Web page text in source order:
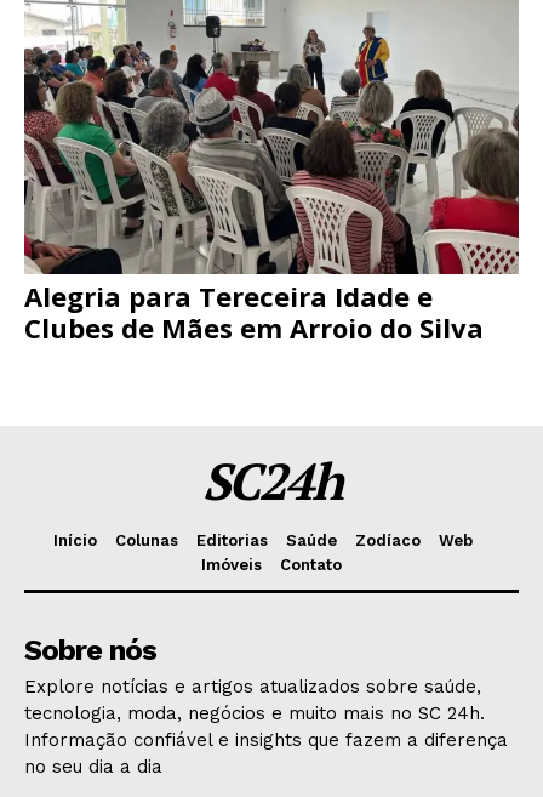
Alegria para Tereceira Idade e
Clubes de Mães em Arroio do Silva
SC24h
Início Colunas Editorias Saúde Zodíaco
Web
Imóveis
Contato
Sobre nós
Explore notícias e artigos atualizados sobre saúde,
tecnologia, moda, negócios e muito mais no SC 24h.
Informação confiável e insights que fazem a diferença
no seu dia a dia